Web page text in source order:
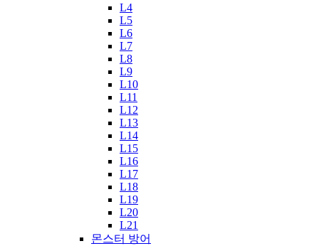
L4
L5
L6
L7
L8
L9
L10
L11
L12
L13
L14
L15
L16
L17
L18
L19
L20
L21
몬스터 방어